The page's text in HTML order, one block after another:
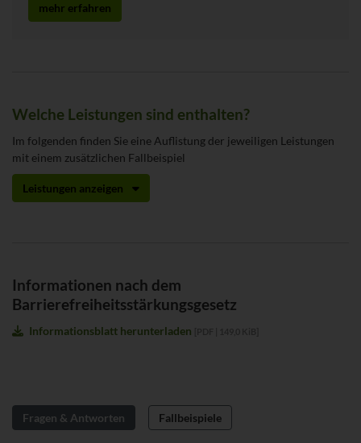
mehr erfahren
Welche Leistungen sind enthalten?
Im folgenden finden Sie eine Auflistung der jeweiligen Leistungen
mit einem zusätzlichen Fallbeispiel
Leistungen anzeigen
Informationen nach dem
Barrierefreiheitsstärkungsgesetz
Informationsblatt herunterladen
Fragen & Antworten Fallbeispiele